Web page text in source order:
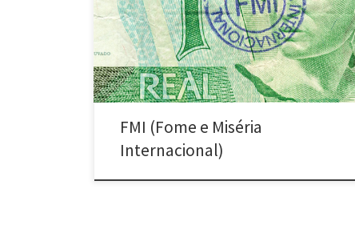
Carimbar notas com os dizeres: “FMI – Fome e Miséria
Internacional” 2 – Devolvê-las à circulação *Este
trabalho teve versão em espanhol realizada em 2005
pelo grupo argentino Pobres Diablos. […]
FMI (Fome e Miséria
Internacional)